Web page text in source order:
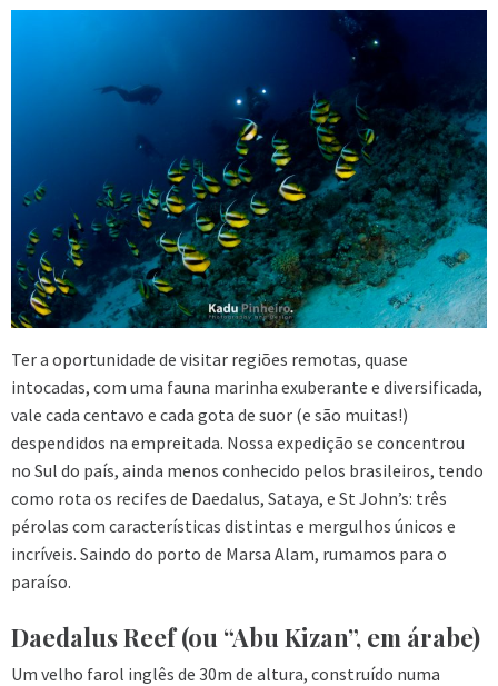
Ter a oportunidade de visitar regiões remotas, quase
intocadas, com uma fauna marinha exuberante e diversificada,
vale cada centavo e cada gota de suor (e são muitas!)
despendidos na empreitada. Nossa expedição se concentrou
no Sul do país, ainda menos conhecido pelos brasileiros, tendo
como rota os recifes de Daedalus, Sataya, e St John’s: três
pérolas com características distintas e mergulhos únicos e
incríveis. Saindo do porto de Marsa Alam, rumamos para o
paraíso.
Daedalus Reef (ou “Abu Kizan”, em árabe)
Um velho farol inglês de 30m de altura, construído numa